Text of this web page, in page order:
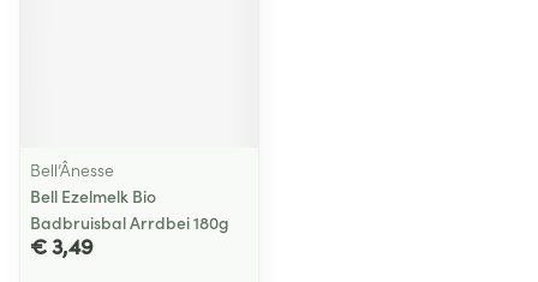
Bell’Ânesse
Bell Ezelmelk Bio
Badbruisbal Arrdbei 180g
€ 3,49